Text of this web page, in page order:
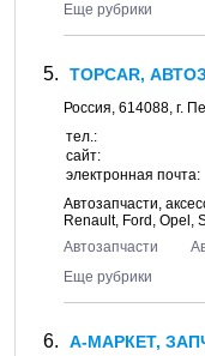
Еще рубрики
TOPCAR,
Россия, 614088, г.
тел.:
сайт:
электронная почта:
Автозапчасти,
Renault, Ford, Opel,
Автозапчасти
Еще рубрики
А-МАРКЕТ,